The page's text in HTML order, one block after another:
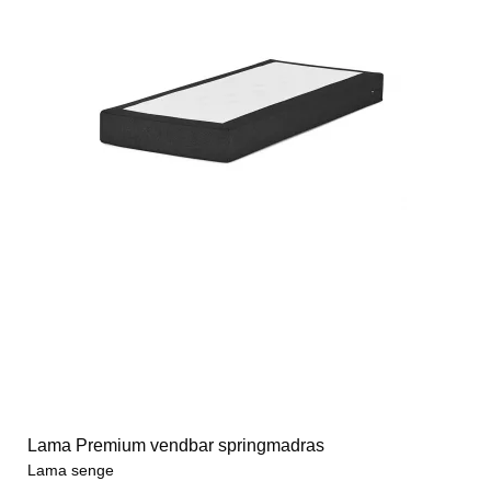
Lama Premium vendbar springmadras
Lama senge